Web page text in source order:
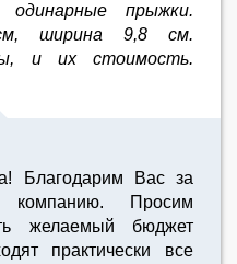
одинарные прыжки.
ширина 9,8 см.
и их стоимость.
Благодарим Вас за
Просим
желаемый бюджет
практически все